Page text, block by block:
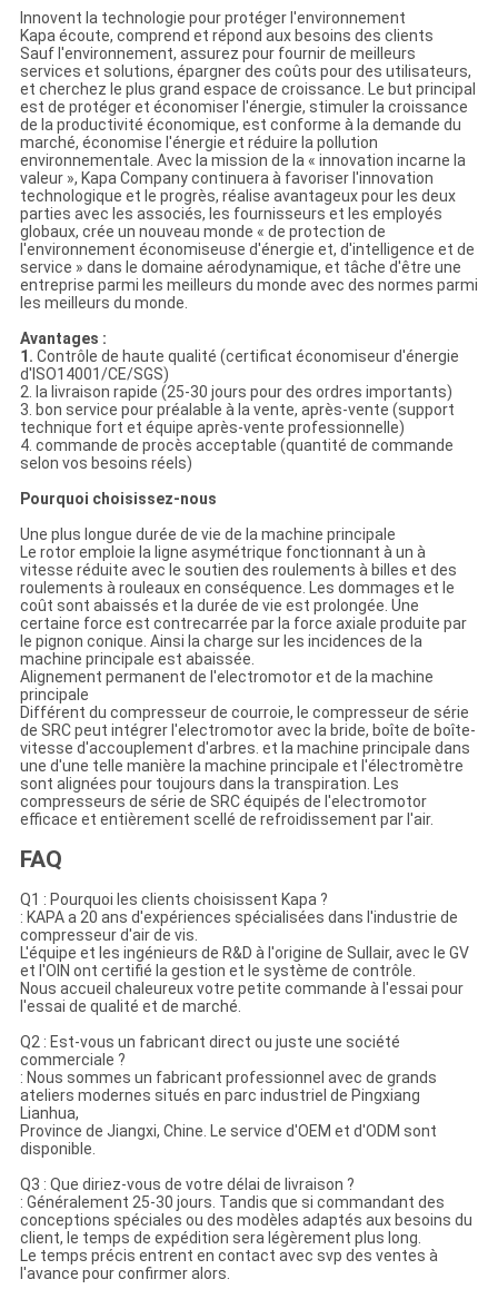
Innovent la technologie pour protéger l'environnement
Kapa écoute, comprend et répond aux besoins des clients
Sauf l'environnement, assurez pour fournir de meilleurs
services et solutions, épargner des coûts pour des utilisateurs,
et cherchez le plus grand espace de croissance. Le but principal
est de protéger et économiser l'énergie, stimuler la croissance
de la productivité économique, est conforme à la demande du
marché, économise l'énergie et réduire la pollution
environnementale. Avec la mission de la « innovation incarne la
valeur », Kapa Company continuera à favoriser l'innovation
technologique et le progrès, réalise avantageux pour les deux
parties avec les associés, les fournisseurs et les employés
globaux, crée un nouveau monde « de protection de
l'environnement économiseuse d'énergie et, d'intelligence et de
service » dans le domaine aérodynamique, et tâche d'être une
entreprise parmi les meilleurs du monde avec des normes parmi
les meilleurs du monde.
Avantages :
1. Contrôle de haute qualité (certificat économiseur d'énergie
d'ISO14001/CE/SGS)
2. la livraison rapide (25-30 jours pour des ordres importants)
3. bon service pour préalable à la vente, après-vente (support
technique fort et équipe après-vente professionnelle)
4. commande de procès acceptable (quantité de commande
selon vos besoins réels)
Pourquoi choisissez-nous
Une plus longue durée de vie de la machine principale
Le rotor emploie la ligne asymétrique fonctionnant à un à
vitesse réduite avec le soutien des roulements à billes et des
roulements à rouleaux en conséquence. Les dommages et le
coût sont abaissés et la durée de vie est prolongée. Une
certaine force est contrecarrée par la force axiale produite par
le pignon conique. Ainsi la charge sur les incidences de la
machine principale est abaissée.
Alignement permanent de l'electromotor et de la machine
principale
Différent du compresseur de courroie, le compresseur de série
de SRC peut intégrer l'electromotor avec la bride, boîte de boîte-
vitesse d'accouplement d'arbres. et la machine principale dans
une d'une telle manière la machine principale et l'électromètre
sont alignées pour toujours dans la transpiration. Les
compresseurs de série de SRC équipés de l'electromotor
efficace et entièrement scellé de refroidissement par l'air.
FAQ
Q1 : Pourquoi les clients choisissent Kapa ?
: KAPA a 20 ans d'expériences spécialisées dans l'industrie de
compresseur d'air de vis.
L'équipe et les ingénieurs de R&D à l'origine de Sullair, avec le GV
et l'OIN ont certifié la gestion et le système de contrôle.
Nous accueil chaleureux votre petite commande à l'essai pour
l'essai de qualité et de marché.
Q2 : Est-vous un fabricant direct ou juste une société
commerciale ?
: Nous sommes un fabricant professionnel avec de grands
ateliers modernes situés en parc industriel de Pingxiang
Lianhua,
Province de Jiangxi, Chine. Le service d'OEM et d'ODM sont
disponible.
Q3 : Que diriez-vous de votre délai de livraison ?
: Généralement 25-30 jours. Tandis que si commandant des
conceptions spéciales ou des modèles adaptés aux besoins du
client, le temps de expédition sera légèrement plus long.
Le temps précis entrent en contact avec svp des ventes à
l'avance pour confirmer alors.